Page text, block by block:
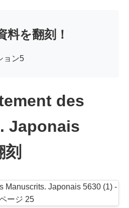
料を翻刻！
ョン5
des
Japonais